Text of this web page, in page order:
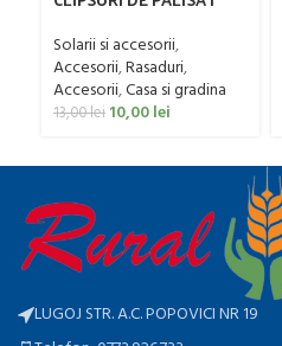
Solarii si accesorii,
Accesorii,Rasaduri,
Accesorii,Casa si gradina
13,00lei 10,00lei
LUGOJ STR. A.C. POPOVICI NR 19